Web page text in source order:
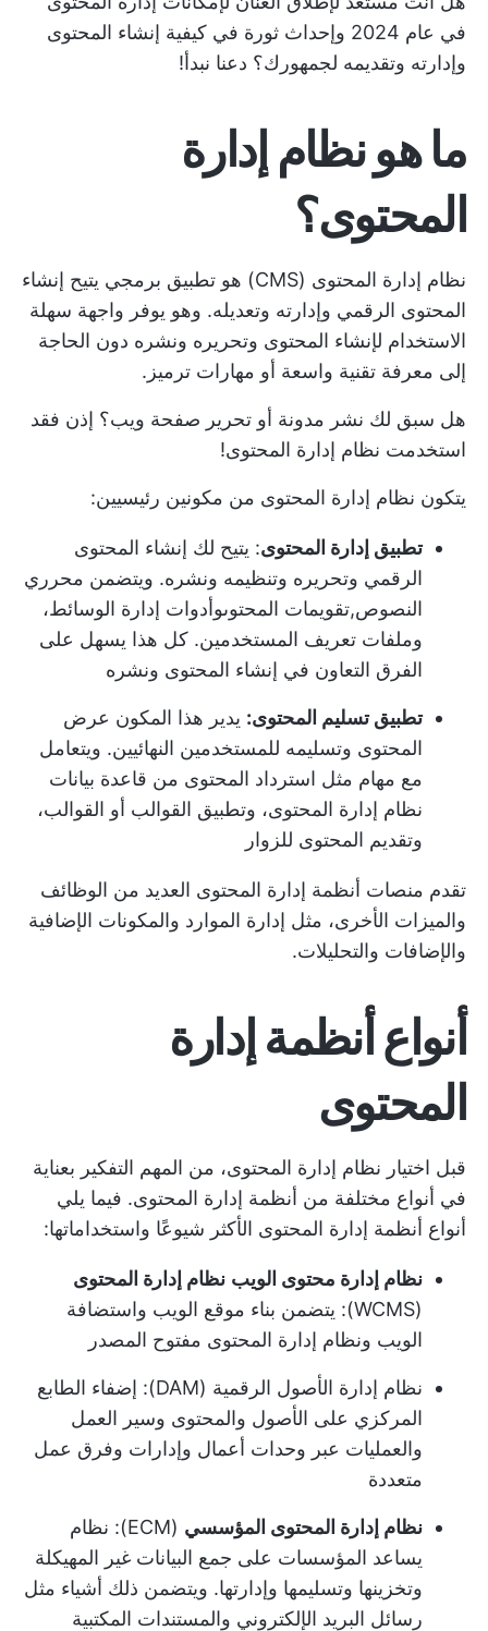
في عام 2024 وإحداث ثورة في كيفية إنشاء المحتوى
وإدارته وتقديمه لجمهورك؟ دعنا نبدأ!
ما هو نظام إدارة
المحتوى؟
نظام إدارة المحتوى (CMS) هو تطبيق برمجي يتيح إنشاء
المحتوى الرقمي وإدارته وتعديله. وهو يوفر واجهة سهلة
الاستخدام لإنشاء المحتوى وتحريره ونشره دون الحاجة
إلى معرفة تقنية واسعة أو مهارات ترميز.
هل سبق لك نشر مدونة أو تحرير صفحة ويب؟ إذن فقد
استخدمت نظام إدارة المحتوى!
يتكون نظام إدارة المحتوى من مكونين رئيسيين:
تطبيق إدارة المحتوى: يتيح لك إنشاء المحتوى
الرقمي وتحريره وتنظيمه ونشره. ويتضمن محرري
النصوص,تقويمات المحتوىوأدوات إدارة الوسائط،
وملفات تعريف المستخدمين. كل هذا يسهل على
الفرق التعاون في إنشاء المحتوى ونشره
تطبيق تسليم المحتوى: يدير هذا المكون عرض
المحتوى وتسليمه للمستخدمين النهائيين. ويتعامل
مع مهام مثل استرداد المحتوى من قاعدة بيانات
نظام إدارة المحتوى، وتطبيق القوالب أو القوالب،
وتقديم المحتوى للزوار
تقدم منصات أنظمة إدارة المحتوى العديد من الوظائف
والميزات الأخرى، مثل إدارة الموارد والمكونات الإضافية
والإضافات والتحليلات.
أنواع أنظمة إدارة
المحتوى
قبل اختيار نظام إدارة المحتوى، من المهم التفكير بعناية
في أنواع مختلفة من أنظمة إدارة المحتوى. فيما يلي
أنواع أنظمة إدارة المحتوى الأكثر شيوعًا واستخداماتها:
نظام إدارة محتوى الويب نظام إدارة المحتوى
(WCMS): يتضمن بناء موقع الويب واستضافة
الويب ونظام إدارة المحتوى مفتوح المصدر
نظام إدارة الأصول الرقمية
(DAM): إضفاء الطابع
المركزي على الأصول والمحتوى وسير العمل
والعمليات عبر وحدات أعمال وإدارات وفرق عمل
متعددة
نظام إدارة المحتوى المؤسسي
(ECM): نظام
يساعد المؤسسات على جمع البيانات غير المهيكلة
وتخزينها وتسليمها وإدارتها. ويتضمن ذلك أشياء مثل
رسائل البريد الإلكتروني والمستندات المكتبية